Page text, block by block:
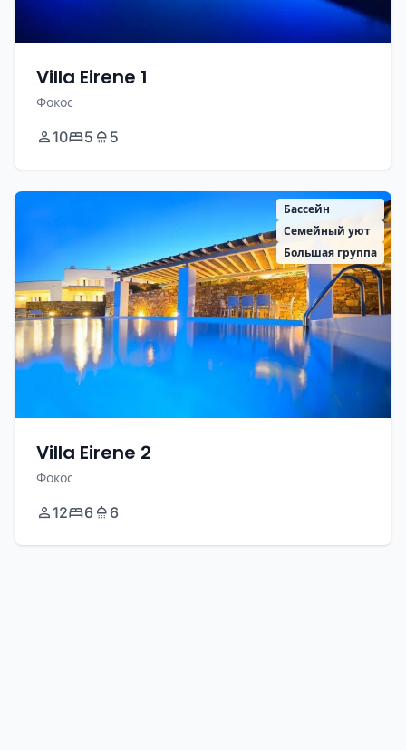
Villa Eirene 1
Фокос
10 5 5
Бассейн
Семейный уют
Большая группа
Villa Eirene 2
Фокос
12 6 6